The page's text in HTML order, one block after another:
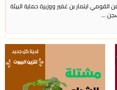
ايتمار بن غفير ووزيرة حماية البيئة
...